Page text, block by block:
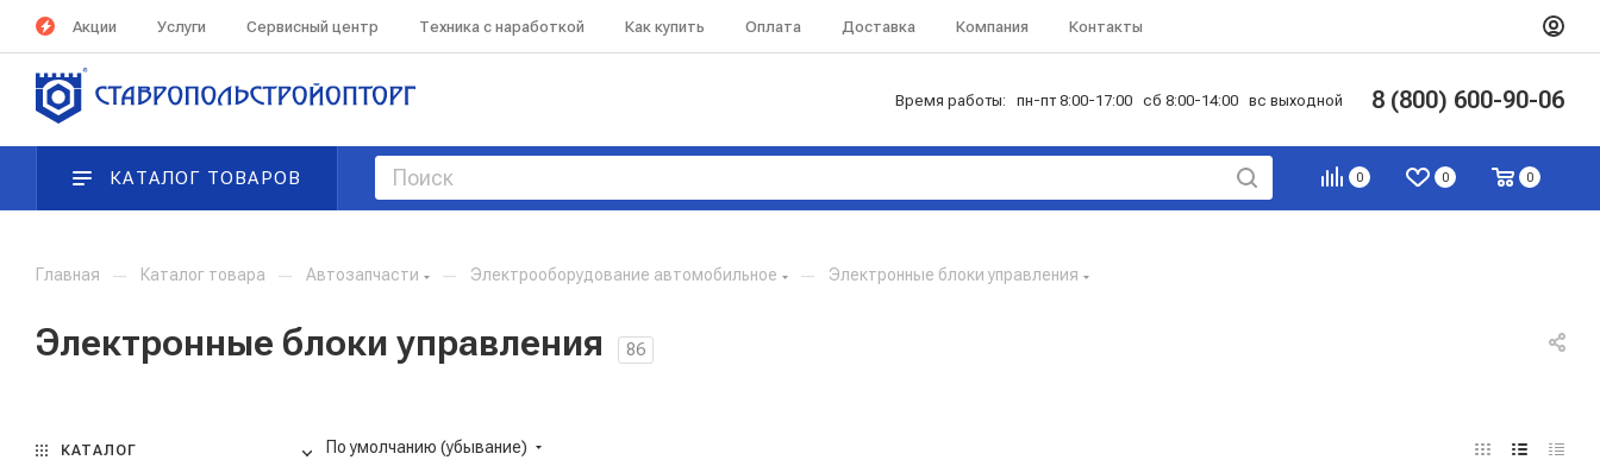
Акции Услуги Сервисный центр Техника с наработкой Как купить Оплата Доставка Компания Контакты
Время работы: пн-пт 8:00-17:00 сб 8:00-14:00 вс выходной 8 (800) 600-90-06
0 0 0
КАТАЛОГ ТОВАРОВ
Главная — Каталог товара — Автозапчасти — Электрооборудование автомобильное — Электронные блоки управления
Электронные блоки управления 86
По умолчанию (убывание)
КАТАЛОГ